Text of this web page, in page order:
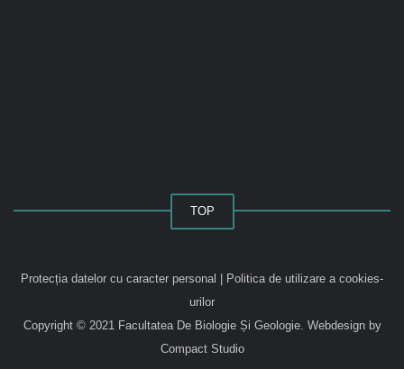
TOP
Protecția datelor cu caracter personal
Politica de utilizare a cookies-
urilor
Copyright © 2021 Facultatea De Biologie Și Geologie. Webdesign by
Compact Studio